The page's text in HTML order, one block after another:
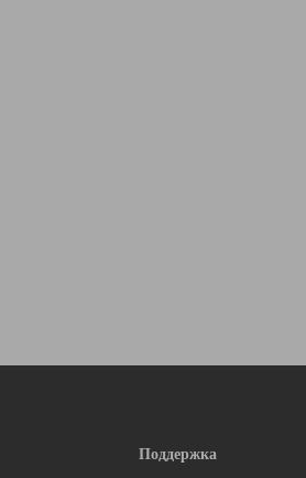
Поддержка